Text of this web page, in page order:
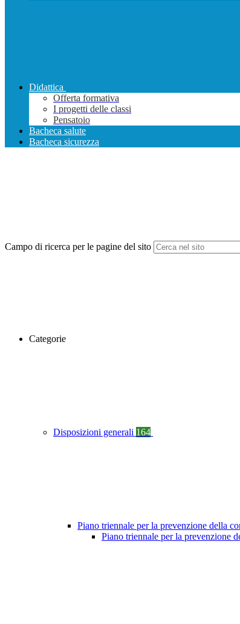
Didattica
Offerta formativa
I progetti delle classi
Pensatoio
Bacheca salute
Bacheca sicurezza
Campo di ricerca per le pagine del sito
Categorie
Disposizioni generali 164
Piano triennale per la prevenzione della
Piano triennale per la prevenzione